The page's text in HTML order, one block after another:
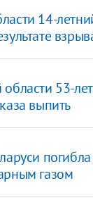
14-
53-
выпить
газом